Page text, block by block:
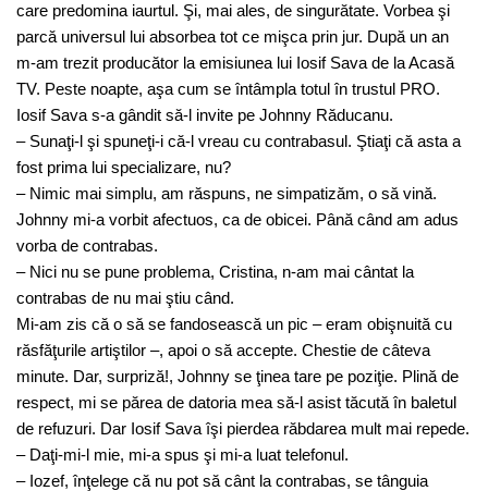
care predomina iaurtul. Şi, mai ales, de singurătate. Vorbea şi
parcă universul lui absorbea tot ce mişca prin jur. După un an
m-am trezit producător la emisiunea lui Iosif Sava de la Acasă
TV. Peste noapte, aşa cum se întâmpla totul în trustul PRO.
Iosif Sava s-a gândit să-l invite pe Johnny Răducanu.
– Sunaţi-l şi spuneţi-i că-l vreau cu contrabasul. Ştiaţi că asta a
fost prima lui specializare, nu?
– Nimic mai simplu, am răspuns, ne simpatizăm, o să vină.
Johnny mi-a vorbit afectuos, ca de obicei. Până când am adus
vorba de contrabas.
– Nici nu se pune problema, Cristina, n-am mai cântat la
contrabas de nu mai ştiu când.
Mi-am zis că o să se fandosească un pic – eram obişnuită cu
răsfăţurile artiştilor –, apoi o să accepte. Chestie de câteva
minute. Dar, surpriză!, Johnny se ţinea tare pe poziţie. Plină de
respect, mi se părea de datoria mea să-l asist tăcută în baletul
de refuzuri. Dar Iosif Sava îşi pierdea răbdarea mult mai repede.
– Daţi-mi-l mie, mi-a spus şi mi-a luat telefonul.
– Iozef, înţelege că nu pot să cânt la contrabas, se tânguia